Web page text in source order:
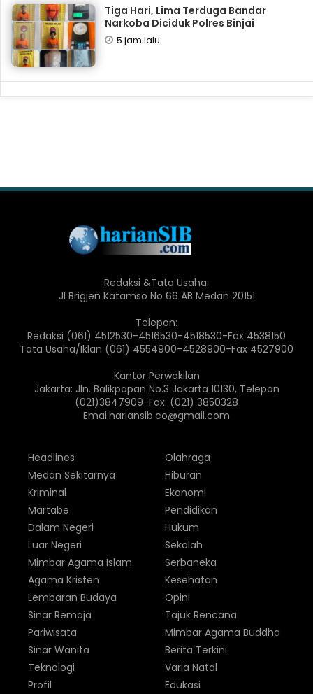
Tiga Hari, Lima Terduga Bandar
Narkoba Diciduk Polres Binjai
5 jam lalu
Redaksi &Tata Usaha:
Jl Brigjen Katamso No 66 AB Medan 20151
Telepon:
Redaksi (061) 4512530-4516530-4518530-Fax 4538150
Tata Usaha/Iklan (061) 4554900-4528900-Fax 4527900
Kantor Perwakilan
Jakarta: Jln. Balikpapan No.3 Jakarta 10130, Telepon
(021)3847909-Fax: (021) 3850328
Emai:hariansib.co@gmail.com
Headlines
Medan Sekitarnya
Kriminal
Martabe
Dalam Negeri
Luar Negeri
Olahraga
Hiburan
Ekonomi
Pendidikan
Hukum
Sekolah
Mimbar Agama Islam
Agama Kristen
Lembaran Budaya
Sinar Remaja
Pariwisata
Sinar Wanita
Serbaneka
Kesehatan
Opini
Tajuk Rencana
Mimbar Agama Buddha
Berita Terkini
Teknologi
Profil
Varia Natal
Edukasi